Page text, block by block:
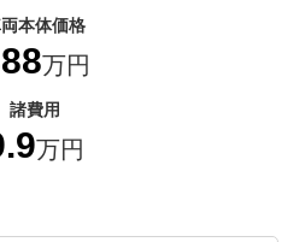
本体価格
万円
諸費用
万円